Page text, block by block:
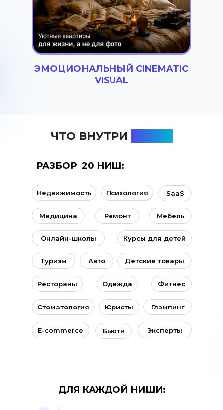
ЭМОЦИОНАЛЬНЫЙ CINEMATIC
VISUAL
ЧТО ВНУТРИ
РАЗБОР 20 НИШ:
Недвижимость Психология
Онлайн-школы Курсы для детей
Бьюти
Стоматология
Фитнес
Медицина Ремонт Мебель
Туризм Авто Детские товары
Юристы
E-commerce
Рестораны Одежда
Глэмпинг
SaaS
Эксперты
ДЛЯ КАЖДОЙ НИШИ: